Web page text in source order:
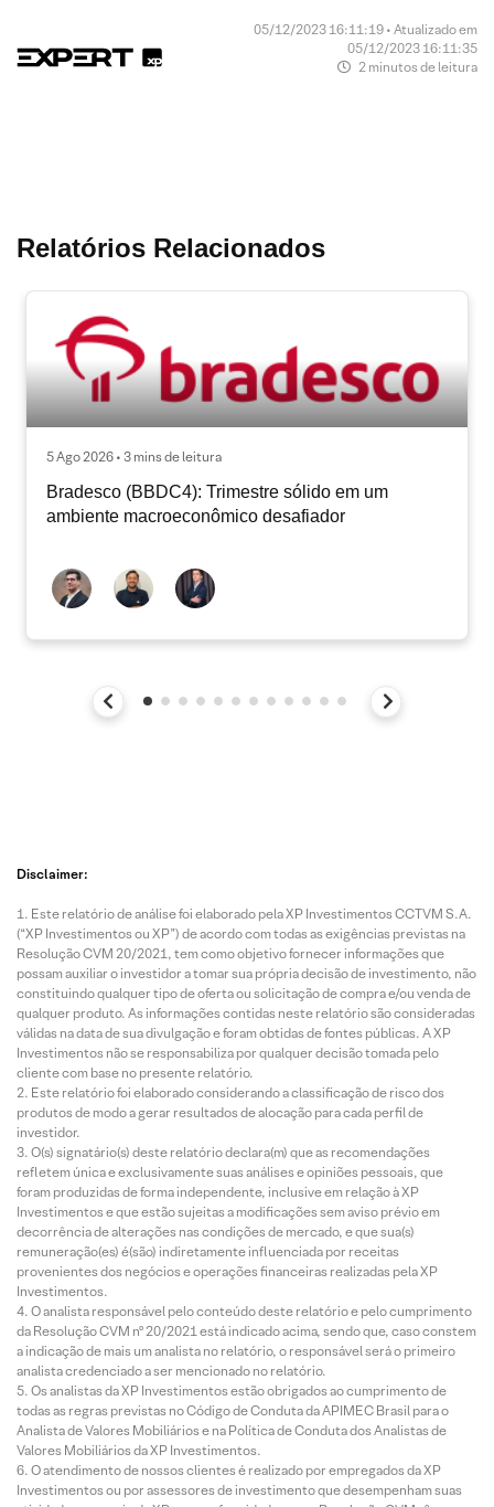
05/12/2023 16:11:19 • Atualizado em
05/12/2023 16:11:35
2 minutos de leitura
Relatórios Relacionados
5 Ago 2026 • 3 mins de leitura
Bradesco (BBDC4): Trimestre sólido em um
ambiente macroeconômico desafiador
Disclaimer:
Este relatório de análise foi elaborado pela XP Investimentos CCTVM S.A.
(“XP Investimentos ou XP”) de acordo com todas as exigências previstas na
Resolução CVM 20/2021, tem como objetivo fornecer informações que
possam auxiliar o investidor a tomar sua própria decisão de investimento, não
constituindo qualquer tipo de oferta ou solicitação de compra e/ou venda de
qualquer produto. As informações contidas neste relatório são consideradas
válidas na data de sua divulgação e foram obtidas de fontes públicas. A XP
Investimentos não se responsabiliza por qualquer decisão tomada pelo
cliente com base no presente relatório.
Este relatório foi elaborado considerando a classificação de risco dos
produtos de modo a gerar resultados de alocação para cada perfil de
investidor.
O(s) signatário(s) deste relatório declara(m) que as recomendações
refletem única e exclusivamente suas análises e opiniões pessoais, que
foram produzidas de forma independente, inclusive em relação à XP
Investimentos e que estão sujeitas a modificações sem aviso prévio em
decorrência de alterações nas condições de mercado, e que sua(s)
remuneração(es) é(são) indiretamente influenciada por receitas
provenientes dos negócios e operações financeiras realizadas pela XP
Investimentos.
O analista responsável pelo conteúdo deste relatório e pelo cumprimento
da Resolução CVM nº 20/2021 está indicado acima, sendo que, caso constem
a indicação de mais um analista no relatório, o responsável será o primeiro
analista credenciado a ser mencionado no relatório.
Os analistas da XP Investimentos estão obrigados ao cumprimento de
todas as regras previstas no Código de Conduta da APIMEC Brasil para o
Analista de Valores Mobiliários e na Política de Conduta dos Analistas de
Valores Mobiliários da XP Investimentos.
O atendimento de nossos clientes é realizado por empregados da XP
Investimentos ou por assessores de investimento que desempenham suas